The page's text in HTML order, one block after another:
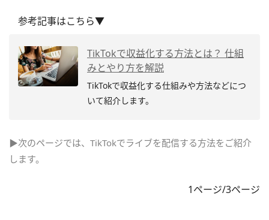
参考記事はこちら▼
TikTokで収益化する方法とは？ 仕組
みとやり方を解説
TikTokで収益化する仕組みや方法などにつ
いて紹介します。
▶次のページでは、TikTokでライブを配信する方法をご紹介
します。
1ページ/3ページ